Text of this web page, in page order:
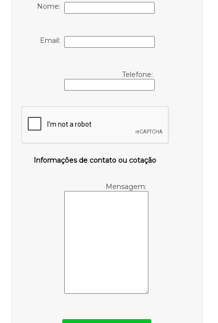
Nome:
Email:
Telefone:
Informações de contato ou cotação
Mensagem: